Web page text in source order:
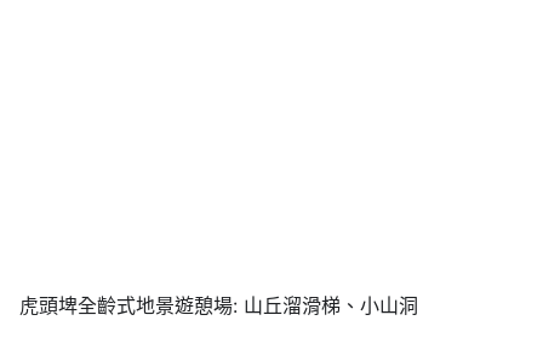
虎頭埤全齡式地景遊憩場: 山丘溜滑梯、小山洞